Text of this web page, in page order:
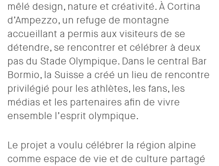
mêlé design, nature et créativité. À Cortina
d’Ampezzo, un refuge de montagne
accueillant a permis aux visiteurs de se
détendre, se rencontrer et célébrer à deux
pas du Stade Olympique. Dans le central Bar
Bormio, la Suisse a créé un lieu de rencontre
privilégié pour les athlètes, les fans, les
médias et les partenaires afin de vivre
ensemble l’esprit olympique.
Le projet a voulu célébrer la région alpine
comme espace de vie et de culture partagé